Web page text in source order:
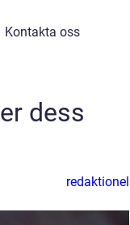
Kontakta oss
dess
redaktionel